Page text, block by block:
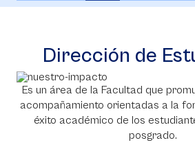
Dirección de
Es un área de la Facultad que
acompañamiento orientadas a la
éxito académico de los
posgrado.